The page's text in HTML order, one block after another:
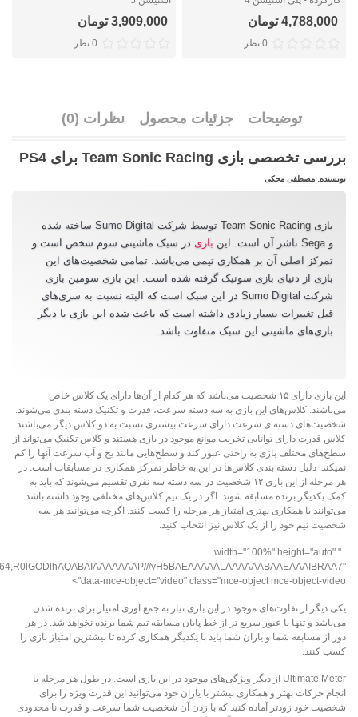
4,788,000 تومان
0 نظر
3,909,000 تومان
0 نظر
توضیحات جزئیات محصول نظرات (0)
بررسی تخصصی بازی Team Sonic Racing برای PS4
نویسنده: مصطفی محکی
بازی Team Sonic Racing
توسط شرکت Sumo Digital ساخته شده
وSega ناشر آن است. این بازی در سبک ماشینی سوم شخص است و
تمرکز اصلی آن بر همکاری تیمی می‌باشد. تمامی شخصیت‌های این
بازی از دنیای بازی سونیک گرفته شده است. این بازی سومین بازی
شرکت Sumo Digital در این سبک است که البته نسبت به سری‌های
قبل تغییرات بسیار زیادی داشته است که باعث شده این بازی با دیگر
بازی‌های ماشینی این سبک متفاوت باشد.
این بازی دارای ۱۵ شخصیت می‌باشد که هر کدام از آن‌ها دارای یک کلاس خاص
می‌باشند. کلاس‌های این بازی به سه دسته سرعت، قدرت و تکنیک دسته بندی می‌شوند.
شخصیت‌های دسته ی سرعت دارای سرعت بیشتری نسبت به دو کلاس دیگر می‌باشند.
کلاس قدرت دارای توانایی تخریب موانع موجود در بازی هستند و کلاس تکنیک می‌تواند از
سطح‌های مختلف بازی به راحتی عبور کند و سطح‌هایی مانند یخ و آب سرعت آنها را کم
نمیکند. دلیل دسته بندی کلاس‌ها در این به خاطر تمرکز همکاری در مسابقات است. در
هر مرحله از این بازی ۱۲ شخصیت در سه دسته سه نفری تقسیم می‌شوند که باید به
کمک یکدیگر برنده مسابقه شوند. اگر در یک تیم کلاس‌های مختلفی وجود داشته باشد
می‌توانند با همکاری بهتری امتیاز هر مرحله را کسب کنند. اگرچه می‌توانید هر سه
شخصیت تیم خود را از یک کلاس نیز انتخاب کنید.
" width="100%" height="auto"
yH5BAEAAAAALAAAAAABAAEAAAIBRAA7"
data-mce-object="video" class="mce-object mce-object-video">
یکی دیگر از تفاوت‌های موجود در این بازی نیاز به جمع آوری امتیاز برای برنده شدن
می‌باشد و تنها با عبور سریع تر از خط پایان مسابقه تیم شما برنده نخواهد شد. در هر
دور از مسابقه شما و یاران شما باید با یکدیگر همکاری کرده تا بیشترین امتیاز بازی را
کسب کنند.
Ultimate Meter از دیگر ویژگی‌های موجود در این بازی است. در طول هر مرحله با
انجام حرکات بهتر و همکاری بیشتر با یاران خود می‌توانید این قدرت ویژه را برای
شخصیت خود زودتر آماده کنید که با زدن آن شخصیت شما سرعت و قدرت نا­ محدودی